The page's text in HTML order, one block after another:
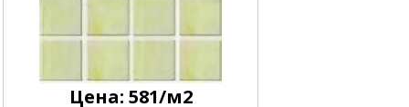
Цена: 581/м2